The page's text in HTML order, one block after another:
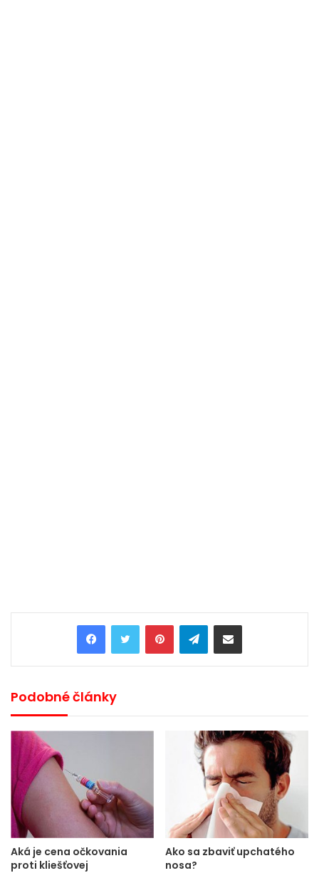
PinterestTelegramShare via Email
Podobné články
Aká je cena očkovania
proti kliešťovej
Ako sa zbaviť upchatého
nosa?